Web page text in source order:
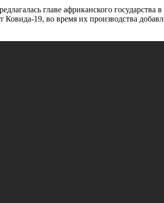
главе африканского государства
Ковида-19, во время их производства